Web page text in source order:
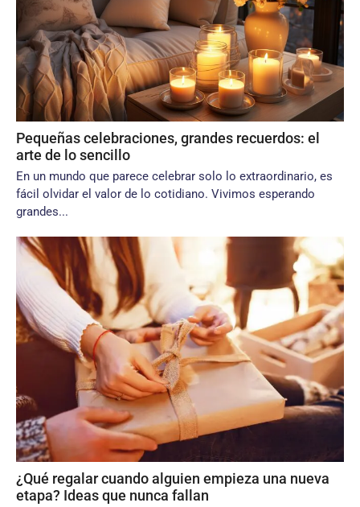
Pequeñas celebraciones, grandes recuerdos: el
arte de lo sencillo
En un mundo que parece celebrar solo lo extraordinario, es
fácil olvidar el valor de lo cotidiano. Vivimos esperando
grandes...
¿Qué regalar cuando alguien empieza una nueva
etapa? Ideas que nunca fallan